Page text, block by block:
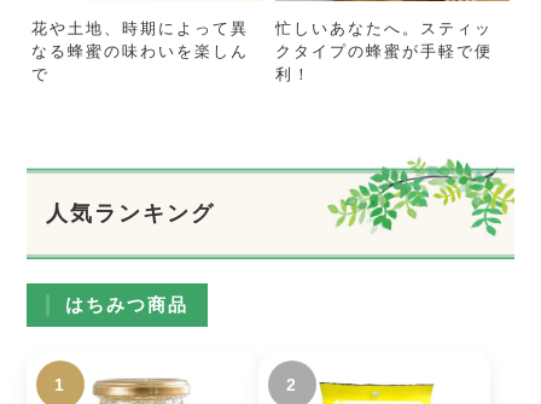
花や土地、時期によって異
なる蜂蜜の味わいを楽しん
で
忙しいあなたへ。スティッ
クタイプの蜂蜜が手軽で便
利！
人気ランキング
はちみつ商品
1 2